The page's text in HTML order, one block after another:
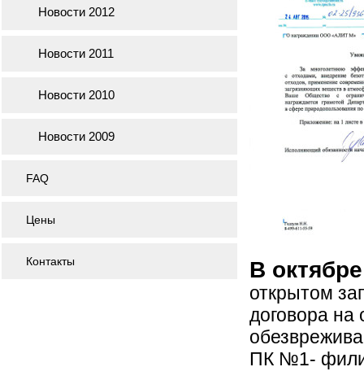
В октябре
открытом
договора на
ПК №1-
Новости 2012
Новости 2011
Новости 2010
Новости 2009
FAQ
Цены
Контакты